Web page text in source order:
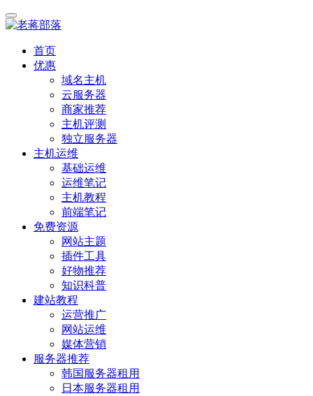
首页
优惠
域名主机
云服务器
商家推荐
主机评测
独立服务器
主机运维
基础运维
运维笔记
主机教程
前端笔记
免费资源
网站主题
插件工具
好物推荐
知识科普
建站教程
运营推广
网站运维
媒体营销
服务器推荐
韩国服务器租用
日本服务器租用